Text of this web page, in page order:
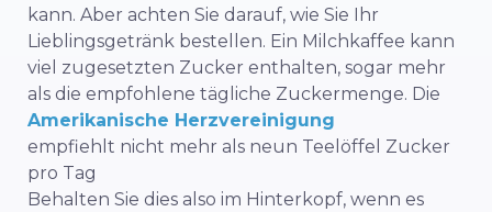
kann. Aber achten Sie darauf, wie Sie Ihr
Lieblingsgetränk bestellen. Ein Milchkaffee kann
viel zugesetzten Zucker enthalten, sogar mehr
als die empfohlene tägliche Zuckermenge. Die
Amerikanische Herzvereinigung
empfiehlt nicht mehr als neun Teelöffel Zucker
pro Tag
Behalten Sie dies also im Hinterkopf, wenn es